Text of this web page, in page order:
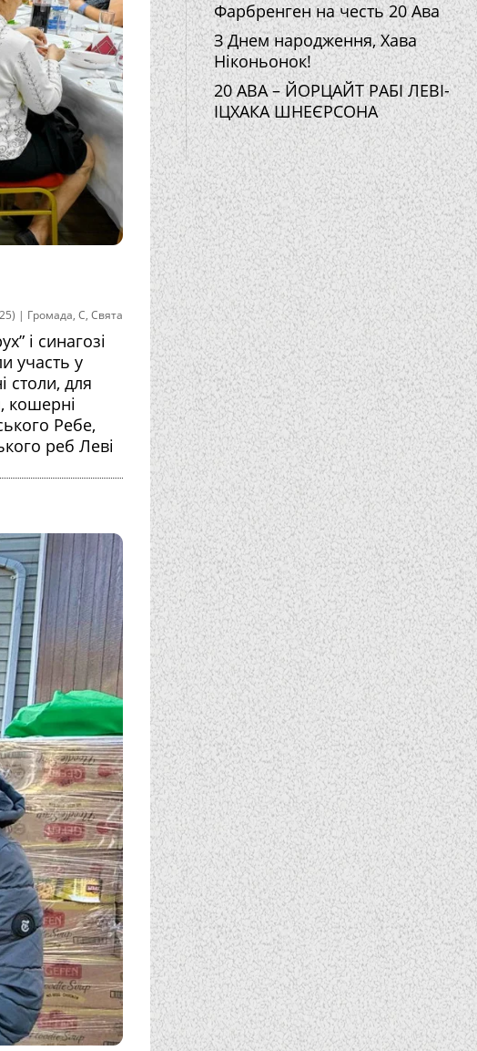
| Громада, С, Свята
і синагозі
участь у
столи, для
кошерні
Ребе,
реб Леві
Фарбренген на честь 20 Ава
З Днем народження, Хава
Ніконьонок!
20 АВА – ЙОРЦАЙТ РАБІ ЛЕВІ-
ІЦХАКА ШНЕЄРСОНА